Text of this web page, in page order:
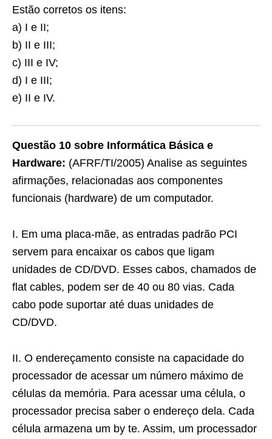
Estão corretos os itens:
a) I e II;
b) II e III;
c) III e IV;
d) I e III;
e) II e IV.
Questão 10 sobre Informática Básica e
Hardware: (AFRF/TI/2005) Analise as seguintes
afirmações, relacionadas aos componentes
funcionais (hardware) de um computador.
I. Em uma placa-mãe, as entradas padrão PCI
servem para encaixar os cabos que ligam
unidades de CD/DVD. Esses cabos, chamados de
flat cables, podem ser de 40 ou 80 vias. Cada
cabo pode suportar até duas unidades de
CD/DVD.
II. O endereçamento consiste na capacidade do
processador de acessar um número máximo de
células da memória. Para acessar uma célula, o
processador precisa saber o endereço dela. Cada
célula armazena um by te. Assim, um processador